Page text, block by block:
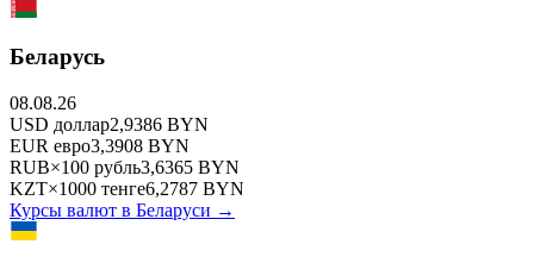
Беларусь
08.08.26
USD доллар2,9386 BYN
EUR евро3,3908 BYN
RUB×100 рубль3,6365 BYN
KZT×1000 тенге6,2787 BYN
Курсы валют в Беларуси →